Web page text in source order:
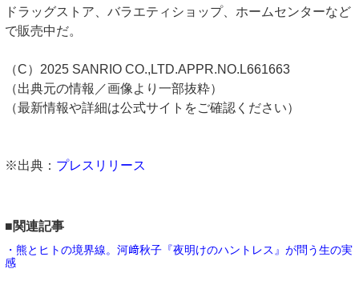
ドラッグストア、バラエティショップ、ホームセンターなど
で販売中だ。
（C）2025 SANRIO CO.,LTD.APPR.NO.L661663
（出典元の情報／画像より一部抜粋）
（最新情報や詳細は公式サイトをご確認ください）
※出典： プレスリリース
■関連記事
・熊とヒトの境界線。河﨑秋子『夜明けのハントレス』が問う生の実
感